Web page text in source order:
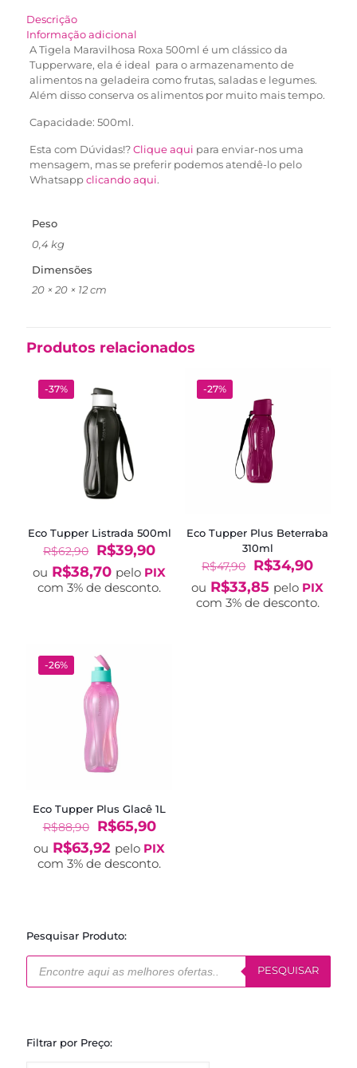
Descrição
Informação adicional
A Tigela Maravilhosa Roxa 500ml é um clássico da
Tupperware, ela é ideal para o armazenamento de
alimentos na geladeira como frutas, saladas e legumes.
Além disso conserva os alimentos por muito mais tempo.
Capacidade: 500ml.
Esta com Dúvidas!?Clique aqui para enviar-nos uma
mensagem, mas se preferir podemos atendê-lo pelo
Whatsappclicando aqui.
Peso
0,4 kg
Dimensões
20 × 20 × 12 cm
Produtos relacionados
-37%
Eco Tupper Listrada 500ml
R$62,90
O
preço
original
era:
R$39,90O
preço
atual
é:
R$39,90.
ou R$38,70 pelo PIX
com 3% de desconto.
-27%
Eco Tupper Plus Beterraba
310ml
R$47,90 O
preço
original
era:
R$34,90O
preço
atual
é:
ou R$33,85 pelo PIX
com 3% de desconto.
-26%
Eco Tupper Plus Glacê 1L
R$88,90
O
preço
original
era:
R$65,90O
preço
atual
é:
ou R$63,92 pelo PIX
com 3% de desconto.
Pesquisar Produto:
Pesquisar
produtos
PESQUISAR
Filtrar por Preço: